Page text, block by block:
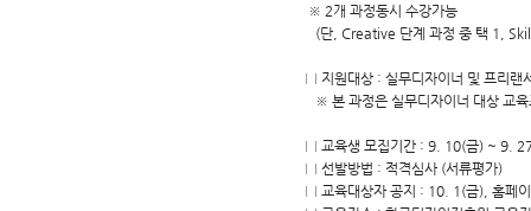
※ 2개 과정동시 수강가능
(단, Creative 단계 과정 중 택 1,
□ 지원대상 : 실무디자이너 및 프리랜
※ 본 과정은 실무디자이너 대상 교
□ 교육생 모집기간 : 9. 10(금) ~ 9.
□ 선발방법 : 적격심사 (서류평가)
□ 교육대상자 공지 : 10. 1(금), 홈페